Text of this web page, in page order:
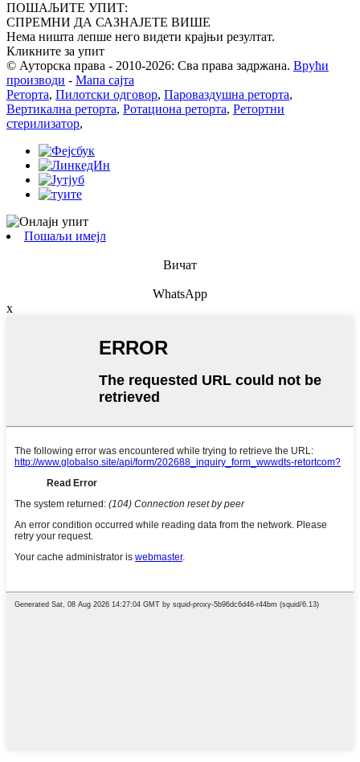
ПОШАЉИТЕ УПИТ:
СПРЕМНИ ДА САЗНАЈЕТЕ ВИШЕ
Нема ништа лепше него видети крајњи резултат.
Кликните за упит
© Ауторска права - 2010-2026: Сва права задржана. Врући
производи - Мапа сајта
Реторта, Пилотски одговор, Пароваздушна реторта,
Вертикална реторта, Ротациона реторта, Ретортни
стерилизатор,
Пошаљи имејл
Вичат
WhatsApp
x